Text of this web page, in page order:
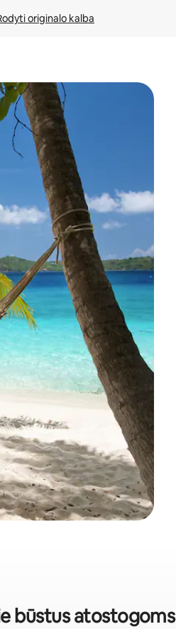
originalo kalba
ir braukdami per ekraną.
būstus atostogoms